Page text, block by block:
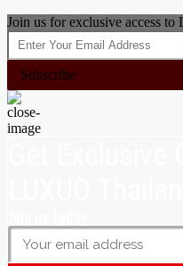
Join us for exclusive access to
Subscribe